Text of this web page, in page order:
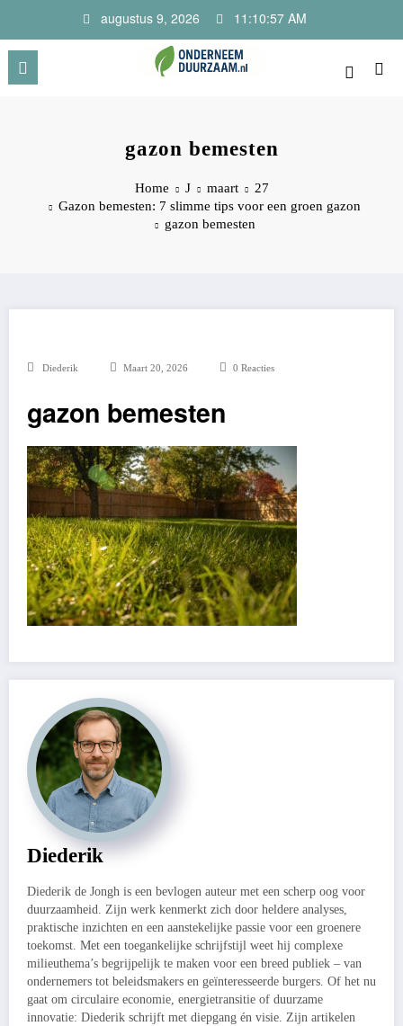
de
inhoud
augustus 9, 2026 11:10:57 AM
gazon bemesten
Home J maart
27
Gazon bemesten: 7 slimme tips voor een groen gazon
gazon bemesten
Diederik Maart 20, 2026 0 Reacties
gazon bemesten
Diederik
Diederik de Jongh is een bevlogen auteur met een scherp oog voor
duurzaamheid. Zijn werk kenmerkt zich door heldere analyses,
praktische inzichten en een aanstekelijke passie voor een groenere
toekomst. Met een toegankelijke schrijfstijl weet hij complexe
milieuthema’s begrijpelijk te maken voor een breed publiek – van
ondernemers tot beleidsmakers en geïnteresseerde burgers. Of het nu
gaat om circulaire economie, energietransitie of duurzame
innovatie: Diederik schrijft met diepgang én visie. Zijn artikelen